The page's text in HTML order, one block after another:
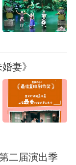
妻》
二届演出季